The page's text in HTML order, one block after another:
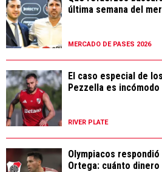
última semana del
MERCADO DE PASES 2026
El caso especial de
Pezzella es incómodo
RIVER PLATE
Olympiacos
Ortega: cuánto dinero